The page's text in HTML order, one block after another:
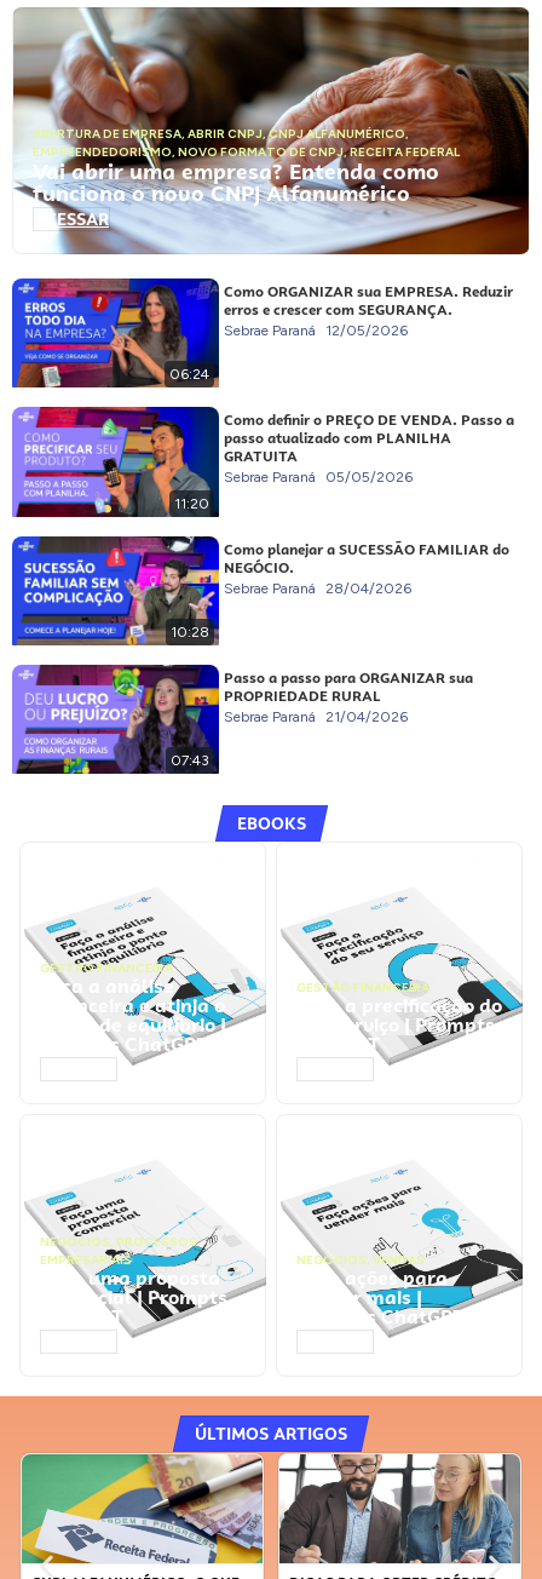
ABERTURA DE EMPRESA, ABRIR CNPJ,CNPJ ALFANUMÉRICO,
EMPREENDEDORISMO, NOVO FORMATO DE CNPJ,RECEITA FEDERAL
Vai abrir uma empresa? Entenda como
funciona o novo CNPJ Alfanumérico
ACESSAR
06:24
Como ORGANIZAR sua EMPRESA. Reduzir
erros e crescer com SEGURANÇA.
Sebrae Paraná 12/05/2026
11:20
Como definir o PREÇO DE VENDA. Passo a
passo atualizado com PLANILHA
GRATUITA
Sebrae Paraná 05/05/2026
10:28
Como planejar a SUCESSÃO FAMILIAR do
NEGÓCIO.
Sebrae Paraná 28/04/2026
07:43
Passo a passo para ORGANIZAR sua
PROPRIEDADE RURAL
Sebrae Paraná 21/04/2026
EBOOKS
GESTÃO FINANCEIRA
Faça a análise
financeira e atinja o
ponto de equilíbrio |
Prompts ChatGPT
GESTÃO FINANCEIRA
Faça a precificação do
seu serviço | Prompts
ChatGPT
NEGÓCIOS, PROCESSOS
EMPRESARIAIS
Faça uma proposta
comercial | Prompts
ChatGPT
NEGÓCIOS, VENDAS
Faça ações para
vender mais |
Prompts ChatGPT
ÚLTIMOS ARTIGOS